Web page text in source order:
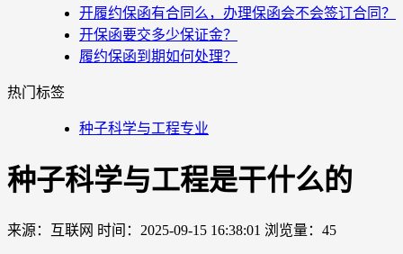
开履约保函有合同么，办理保函会不会签订合同？
开保函要交多少保证金？
履约保函到期如何处理？
热门标签
种子科学与工程专业
种子科学与工程是干什么的
来源：互联网 时间：2025-09-15 16:38:01 浏览量：45